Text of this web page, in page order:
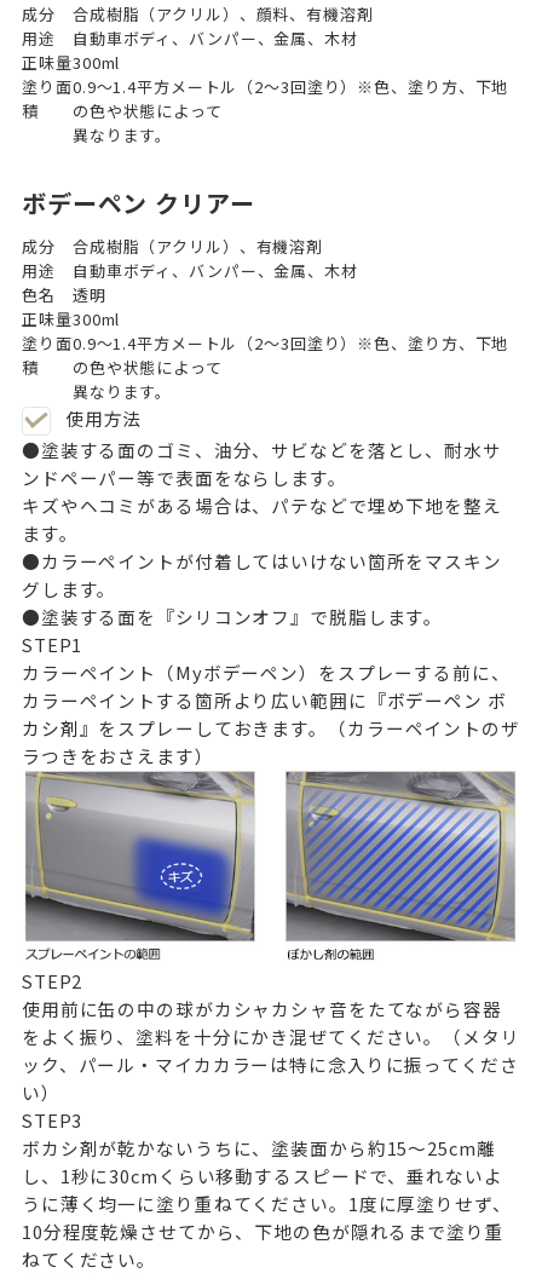
成分
合成樹脂（アクリル）、顔料、有機溶剤
用途
自動車ボディ、バンパー、金属、木材
正味量300ml
塗り面
積
0.9～1.4平方メートル（2～3回塗り）※色、塗り方、下地
の色や状態によって
異なります。
ボデーペン クリアー
成分
合成樹脂（アクリル）、有機溶剤
用途
自動車ボディ、バンパー、金属、木材
色名
透明
正味量300ml
塗り面
積
0.9～1.4平方メートル（2～3回塗り）※色、塗り方、下地
の色や状態によって
異なります。
使用方法
●塗装する面のゴミ、油分、サビなどを落とし、耐水サ
ンドペーパー等で表面をならします。
キズやヘコミがある場合は、パテなどで埋め下地を整え
ます。
●カラーペイントが付着してはいけない箇所をマスキン
グします。
●塗装する面を『シリコンオフ』で脱脂します。
STEP1
カラーペイント（Myボデーペン）をスプレーする前に、
カラーペイントする箇所より広い範囲に 『ボデーペン ボ
カシ剤』 をスプレーしておきます。（カラーペイントのザ
ラつきをおさえます）
STEP2
使用前に缶の中の球がカシャカシャ音をたてながら容器
をよく振り、塗料を十分にかき混ぜてください。（メタリ
ック、パール・マイカカラーは特に念入りに振ってくださ
い）
STEP3
ボカシ剤が乾かないうちに、塗装面から約15～25cm離
し、1秒に30cmくらい移動するスピードで、垂れないよ
うに薄く均一に塗り重ねてください。1度に厚塗りせず、
10分程度乾燥させてから、下地の色が隠れるまで塗り重
ねてください。